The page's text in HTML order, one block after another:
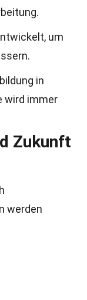
um
in
wird immer
Zukunft
werden